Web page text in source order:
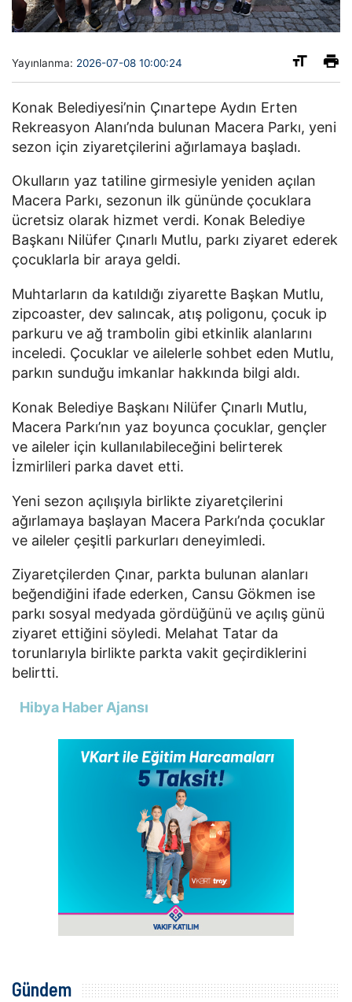
Yayınlanma: 2026-07-08 10:00:24
Konak Belediyesi’nin Çınartepe Aydın Erten
Rekreasyon Alanı’nda bulunan Macera Parkı, yeni
sezon için ziyaretçilerini ağırlamaya başladı.
Okulların yaz tatiline girmesiyle yeniden açılan
Macera Parkı, sezonun ilk gününde çocuklara
ücretsiz olarak hizmet verdi. Konak Belediye
Başkanı Nilüfer Çınarlı Mutlu, parkı ziyaret ederek
çocuklarla bir araya geldi.
Muhtarların da katıldığı ziyarette Başkan Mutlu,
zipcoaster, dev salıncak, atış poligonu, çocuk ip
parkuru ve ağ trambolin gibi etkinlik alanlarını
inceledi. Çocuklar ve ailelerle sohbet eden Mutlu,
parkın sunduğu imkanlar hakkında bilgi aldı.
Konak Belediye Başkanı Nilüfer Çınarlı Mutlu,
Macera Parkı’nın yaz boyunca çocuklar, gençler
ve aileler için kullanılabileceğini belirterek
İzmirlileri parka davet etti.
Yeni sezon açılışıyla birlikte ziyaretçilerini
ağırlamaya başlayan Macera Parkı’nda çocuklar
ve aileler çeşitli parkurları deneyimledi.
Ziyaretçilerden Çınar, parkta bulunan alanları
beğendiğini ifade ederken, Cansu Gökmen ise
parkı sosyal medyada gördüğünü ve açılış günü
ziyaret ettiğini söyledi. Melahat Tatar da
torunlarıyla birlikte parkta vakit geçirdiklerini
belirtti.
Hibya Haber Ajansı
Gündem